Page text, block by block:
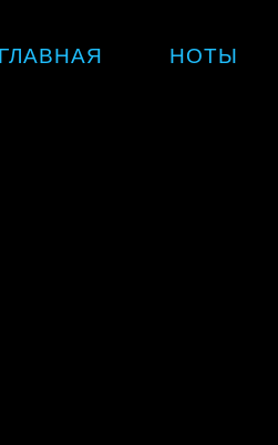
ГЛАВНАЯ НОТЫ